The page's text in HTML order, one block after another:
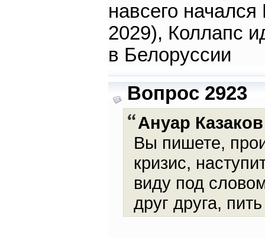
навсего
2029), Коллапс
в Белоруссии
Вопрос 2923
Ануар Казаков
Вы пишете,
кризис,
виду под
друг друга,